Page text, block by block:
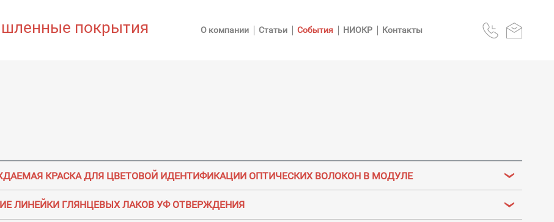
покрытия О компании Статьи События НИОКР Контакты
КРАСКА ДЛЯ ЦВЕТОВОЙ ИДЕНТИФИКАЦИИ ОПТИЧЕСКИХ ВОЛОКОН В МОДУЛЕ
ЛИНЕЙКИ ГЛЯНЦЕВЫХ ЛАКОВ УФ ОТВЕРЖДЕНИЯ